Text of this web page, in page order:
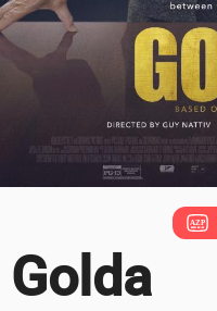
Golda